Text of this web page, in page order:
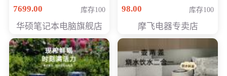
空蓝 oled 智慧轻薄本 会
7699.00 库存100
华硕笔记本电脑旗舰店
98.00
库存100
摩飞电器专卖店